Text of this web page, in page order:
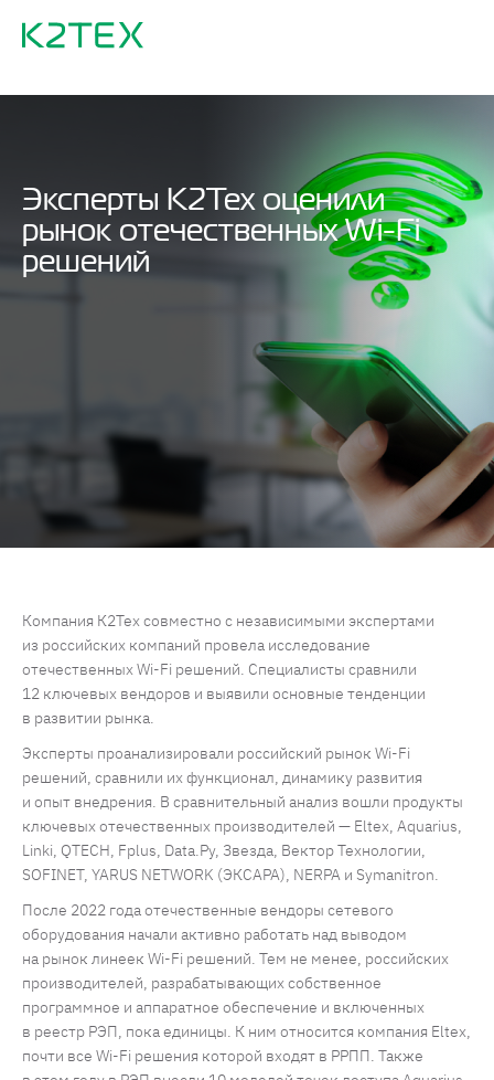
Эксперты К2Тех оценили
рынок отечественных Wi-Fi
решений
Компания К2Тех совместно с независимыми экспертами
из российских компаний провела исследование
отечественных Wi-Fi решений. Специалисты сравнили
12 ключевых вендоров и выявили основные тенденции
в развитии рынка.
Эксперты проанализировали российский рынок Wi-Fi
решений, сравнили их функционал, динамику развития
и опыт внедрения. В сравнительный анализ вошли продукты
ключевых отечественных производителей — Eltex, Aquarius,
Linki, QTECH, Fplus, Data.Ру, Звезда, Вектор Технологии,
SOFINET, YARUS NETWORK (ЭКСАРА), NERPA и Symanitron.
После 2022 года отечественные вендоры сетевого
оборудования начали активно работать над выводом
на рынок линеек Wi-Fi решений. Тем не менее, российских
производителей, разрабатывающих собственное
программное и аппаратное обеспечение и включенных
в реестр РЭП, пока единицы. К ним относится компания Eltex,
почти все Wi-Fi решения которой входят в РРПП. Также